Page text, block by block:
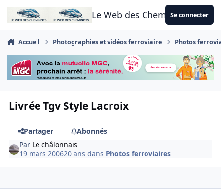
Aller au contenu
Le Web des CheminotsSe connecter
Accueil Photographies et vidéos ferroviaire Photos
Livrée Tgv Style Lacroix
Partager
Abonnés
Par Le châlonnais
19 mars 200620 ans dans Photos ferroviaires